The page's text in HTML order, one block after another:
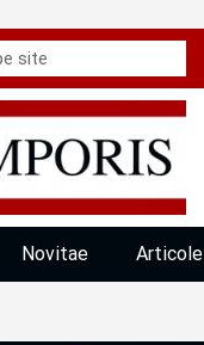
Novitae Articole